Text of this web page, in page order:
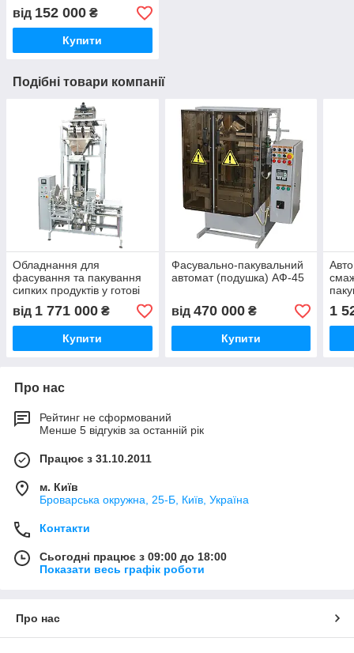
від 152 000 ₴
Купити
Подібні товари компанії
Обладнання для
фасування та пакування
сипких продуктів у готові
від 1 771 000 ₴
Купити
Фасувально-пакувальний
автомат (подушка) АФ-45
від 470 000₴
Купити
1
Про нас
Рейтинг не сформований
Менше 5 відгуків за останній рік
Працює з 31.10.2011
м. Київ
Броварська окружна, 25-Б, Київ, Україна
Контакти
Сьогодні працює з 09:00 до 18:00
Показати весь графік роботи
Про нас